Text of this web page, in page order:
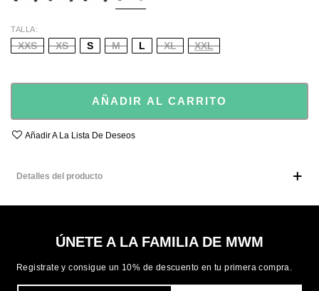
TALLA
XXS XS S M L XL XXL
AÑADIR AL CARRITO
Añadir A La Lista De Deseos
Detalles del producto
ÚNETE A LA FAMILIA DE MWM
Registrate y consigue un 10% de descuento en tu primera compra.